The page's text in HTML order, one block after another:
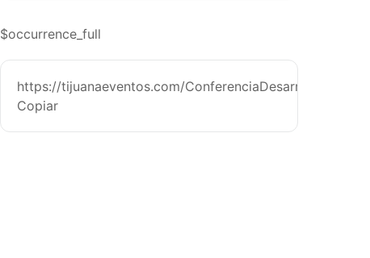
$occurrence_full
https://tijuanaeventos.com/
Copiar